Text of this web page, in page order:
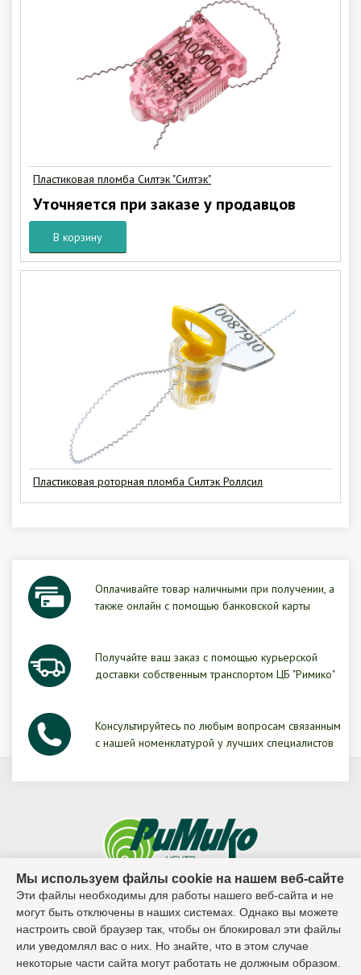
Пластиковая пломба Силтэк "Силтэк"
Уточняется при заказе у продавцов
В корзину
Пластиковая роторная пломба Силтэк Роллсил
Оплачивайте товар наличными при получении, а
также онлайн с помощью банковской карты
Получайте ваш заказ с помощью курьерской
доставки собственным транспортом ЦБ "Римико"
Консультируйтесь по любым вопросам связанным
с нашей номенклатурой у лучших специалистов
© 1995г. - 2026г. ООО ЦБ "Римико"
Контактный телефон:
Мы используем файлы cookie на нашем веб-сайте
Эти файлы необходимы для работы нашего веб-сайта и не
могут быть отключены в наших системах. Однако вы можете
настроить свой браузер так, чтобы он блокировал эти файлы
или уведомлял вас о них. Но знайте, что в этом случае
некоторые части сайта могут работать не должным образом.